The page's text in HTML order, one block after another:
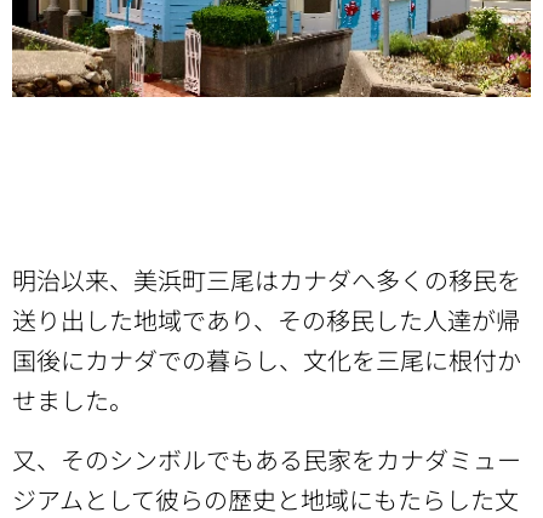
明治以来、美浜町三尾はカナダへ多くの移民を
送り出した地域であり、その移民した人達が帰
国後にカナダでの暮らし、文化を三尾に根付か
せました。
又、そのシンボルでもある民家をカナダミュー
ジアムとして彼らの歴史と地域にもたらした文